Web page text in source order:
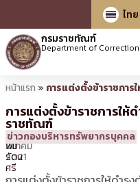
ไทย
กรมราชทัณฑ์
Department of
หน้าแรก » การแต่งตั้งข้าราชกา
การแต่งตั้งข้าราชการให้
ราชทัณฑ์
11
มีนาคม
2021
13:59 น.
โดย
ศิร
พิม
รัตน
ศรี
ข่าวกองบริหารทรัพยากรบุคคล